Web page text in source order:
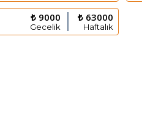
₺ 9000
Gecelik
₺ 63000
Haftalık